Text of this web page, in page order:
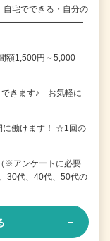
自宅でできる・自分の
額1,500円～5,000
できます♪ お気軽に
に働けます！ ☆1回の
※アンケートに必要
30代、40代、50代の